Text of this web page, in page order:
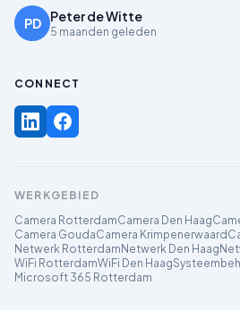
PD Peter de Witte
5 maanden geleden
CONNECT
WERKGEBIED
Camera RotterdamCamera Den Haag
Camera GoudaCamera Krimpenerwaard
Netwerk Rotterdam Netwerk Den Haag
WiFi RotterdamWiFi Den Haag
Microsoft 365 Rotterdam